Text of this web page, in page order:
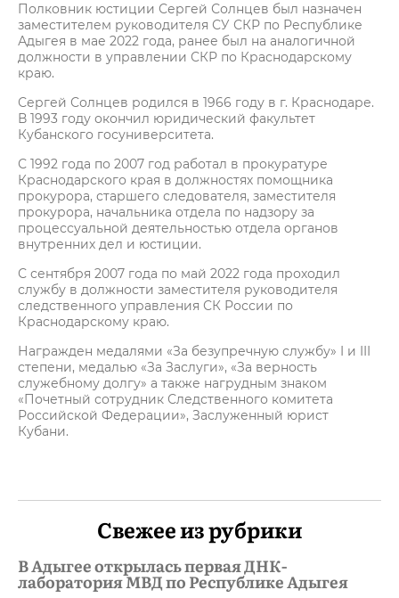
Полковник юстиции Сергей Солнцев был назначен
заместителем руководителя СУ СКР по Республике
Адыгея в мае 2022 года, ранее был на аналогичной
должности в управлении СКР по Краснодарскому
краю.
Сергей Солнцев родился в 1966 году в г. Краснодаре.
В 1993 году окончил юридический факультет
Кубанского госуниверситета.
С 1992 года по 2007 год работал в прокуратуре
Краснодарского края в должностях помощника
прокурора, старшего следователя, заместителя
прокурора, начальника отдела по надзору за
процессуальной деятельностью отдела органов
внутренних дел и юстиции.
С сентября 2007 года по май 2022 года проходил
службу в должности заместителя руководителя
следственного управления СК России по
Краснодарскому краю.
Награжден медалями «За безупречную службу» I и III
степени, медалью «За Заслуги», «За верность
служебному долгу» а также нагрудным знаком
«Почетный сотрудник Следственного комитета
Российской Федерации», Заслуженный юрист
Кубани.
Свежее из рубрики
В Адыгее открылась первая ДНК-
лаборатория МВД по Республике Адыгея